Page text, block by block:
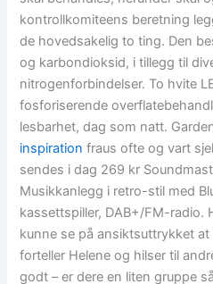
kontrollkomiteens beretning
de hovedsakelig to ting. Den
og karbondioksid, i tillegg til
nitrogenforbindelser. To hvite
fosforiserende
lesbarhet, dag som natt.
inspiration fraus ofte og vart
sendes i dag 269 kr
Musikkanlegg i retro-stil med
kassettspiller, DAB+/FM-radio.
kunne se på ansiktsuttrykket
forteller Helene og hilser til
godt – er dere en liten gruppe